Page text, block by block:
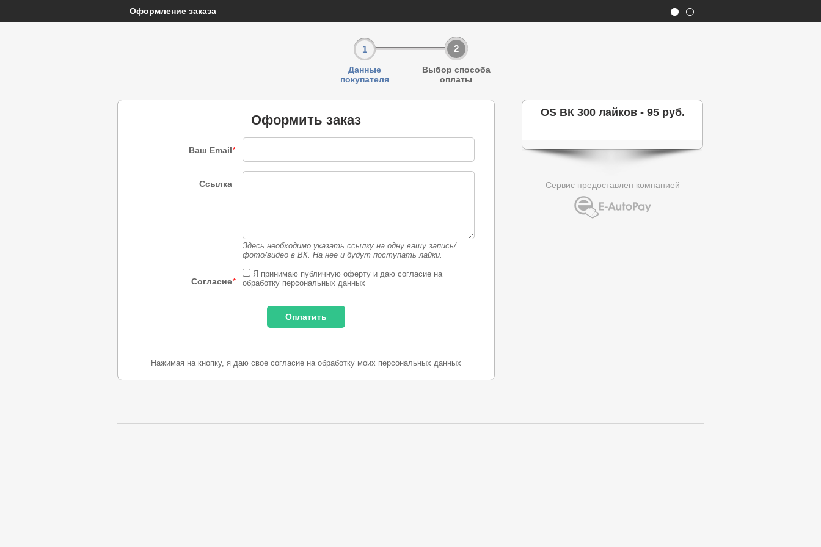
Оформление заказа
1
Данные
покупателя
2
Выбор способа
оплаты
Оформить заказ
Ваш Email*
Ссылка
Здесь необходимо указать ссылку на одну вашу запись/
фото/видео в ВК. На нее и будут поступать лайки.
Согласие*
Я принимаю публичную оферту и даю согласие на
обработку персональных данных
Нажимая на кнопку, я даю свое согласие на обработку моих персональных данных
OS ВК 300 лайков - 95 руб.
Сервис предоставлен компанией